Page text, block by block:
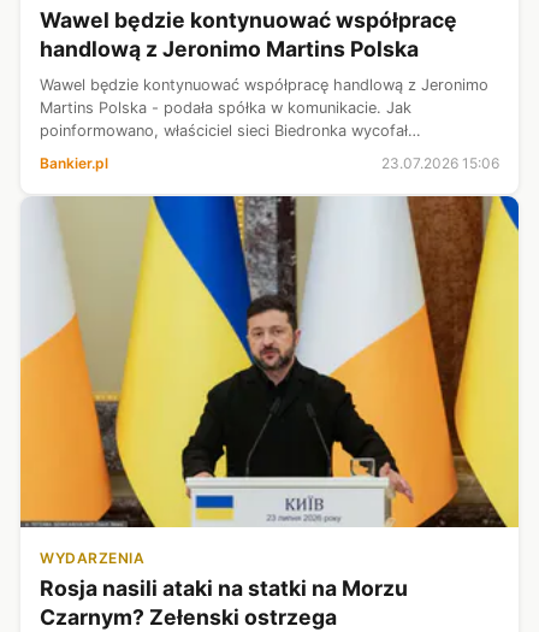
Wawel będzie kontynuować współpracę
handlową z Jeronimo Martins Polska
Wawel będzie kontynuować współpracę handlową z Jeronimo
Martins Polska - podała spółka w komunikacie. Jak
poinformowano, właściciel sieci Biedronka wycofał
Bankier.pl 23.07.2026 15:06
WYDARZENIA
Rosja nasili ataki na statki na Morzu
Czarnym? Zełenski ostrzega